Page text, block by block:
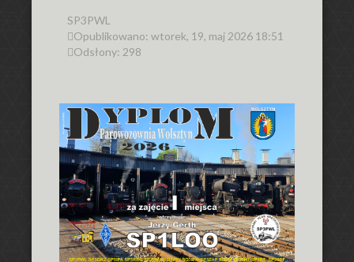
SP3PWL
Opublikowano: wtorek, 19, maj 2026 18:51
Odsłony: 298